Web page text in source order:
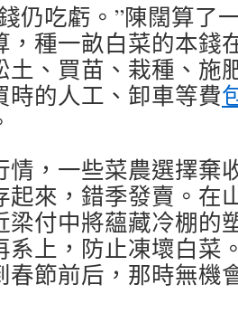
仍吃虧。”陳闊算了
，種一畝白菜的本錢
土、買苗、栽種、施
時的人工、卸車等費
情，一些菜農選擇棄
起來，錯季發賣。在
梁付中將蘊藏冷棚的
系上，防止凍壞白菜
春節前后，那時無機